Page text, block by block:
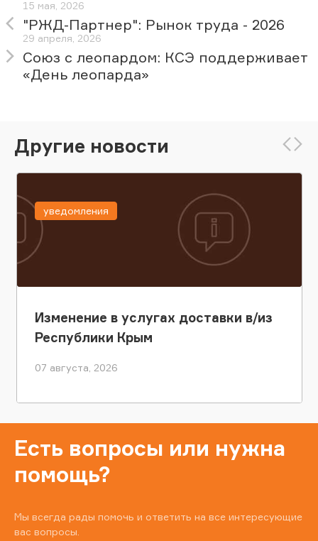
15 мая, 2026
"РЖД-Партнер": Рынок труда - 2026
29 апреля, 2026
Союз с леопардом: КСЭ поддерживает
«День леопарда»
Другие новости
Изменение в услугах доставки в/из
Республики Крым
07 августа, 2026
уведомления
Есть вопросы или нужна
помощь?
Мы всегда рады помочь и ответить на все интересующие
вас вопросы.